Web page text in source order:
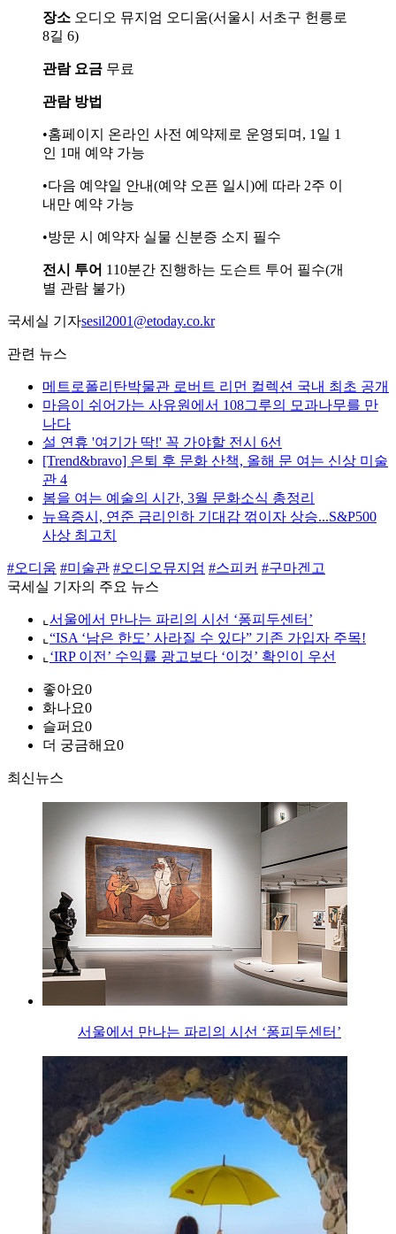
장소 오디오 뮤지엄 오디움(서울시 서초구 헌릉로
8길 6)
관람 요금 무료
관람 방법
•홈페이지 온라인 사전 예약제로 운영되며, 1일 1
인 1매 예약 가능
•다음 예약일 안내(예약 오픈 일시)에 따라 2주 이
내만 예약 가능
•방문 시 예약자 실물 신분증 소지 필수
전시 투어 110분간 진행하는 도슨트 투어 필수(개
별 관람 불가)
국세실 기자sesil2001@etoday.co.kr
관련 뉴스
메트로폴리탄박물관 로버트 리먼 컬렉션 국내 최초 공개
마음이 쉬어가는 사유원에서 108그루의 모과나무를 만
나다
설 연휴 '여기가 딱!' 꼭 가야할 전시 6선
[Trend&bravo] 은퇴 후 문화 산책, 올해 문 여는 신상 미술
관 4
봄을 여는 예술의 시간, 3월 문화소식 총정리
뉴욕증시, 연준 금리인하 기대감 꺾이자 상승...S&P500
사상 최고치
#오디움 #미술관 #오디오뮤지엄 #스피커 #구마겐고
국세실 기자의 주요 뉴스
⌞ 서울에서 만나는 파리의 시선 ‘퐁피두센터’
⌞ “ISA ‘남은 한도’ 사라질 수 있다” 기존 가입자 주목!
⌞ ‘IRP 이전’ 수익률 광고보다 ‘이것’ 확인이 우선
좋아요0
화나요0
슬퍼요0
더 궁금해요0
최신뉴스
서울에서 만나는 파리의 시선 ‘퐁피두센터’